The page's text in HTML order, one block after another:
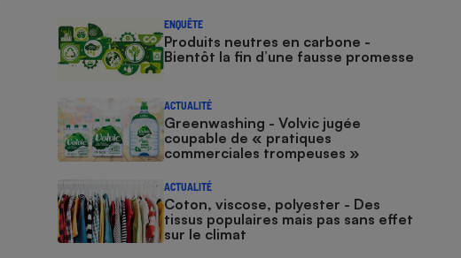
ENQUÊTE
Produits neutres en carbone -
Bientôt la fin d’une fausse promesse
ACTUALITÉ
Greenwashing - Volvic jugée
coupable de « pratiques
commerciales trompeuses »
ACTUALITÉ
Coton, viscose, polyester - Des
tissus populaires mais pas sans effet
sur le climat